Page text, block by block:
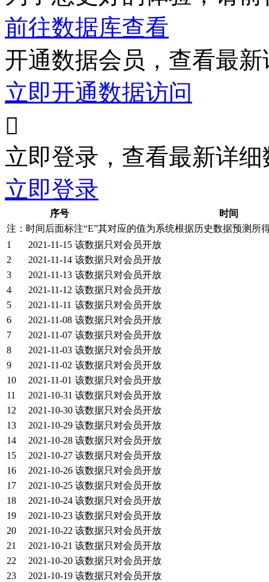
前往数据库查看
开通数据会员，查看最
立即开通数据访问

立即登录，查看最新详细
立即登录
序号
时间
注：时间后面标注“E”其对应的值为系统根据历史数据预测所
1
2021-11-15 该数据只对会员开放
2
2021-11-14 该数据只对会员开放
3
2021-11-13 该数据只对会员开放
4
2021-11-12 该数据只对会员开放
5
2021-11-11 该数据只对会员开放
6
2021-11-08 该数据只对会员开放
7
2021-11-07 该数据只对会员开放
8
2021-11-03 该数据只对会员开放
9
2021-11-02 该数据只对会员开放
10
2021-11-01 该数据只对会员开放
11
2021-10-31 该数据只对会员开放
12
2021-10-30 该数据只对会员开放
13
2021-10-29 该数据只对会员开放
14
2021-10-28 该数据只对会员开放
15
2021-10-27 该数据只对会员开放
16
2021-10-26 该数据只对会员开放
17
2021-10-25 该数据只对会员开放
18
2021-10-24 该数据只对会员开放
19
2021-10-23 该数据只对会员开放
20
2021-10-22 该数据只对会员开放
21
2021-10-21 该数据只对会员开放
22
2021-10-20 该数据只对会员开放
23
2021-10-19 该数据只对会员开放